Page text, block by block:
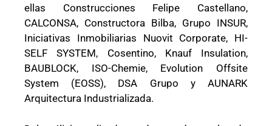
ellas Construcciones Felipe Castellano,
CALCONSA, Constructora Bilba, Grupo INSUR,
Iniciativas Inmobiliarias Nuovit Corporate, HI-
SELF SYSTEM, Cosentino, Knauf Insulation,
BAUBLOCK, ISO-Chemie, Evolution Offsite
System (EOSS), DSA Grupo y AUNARK
Arquitectura Industrializada.